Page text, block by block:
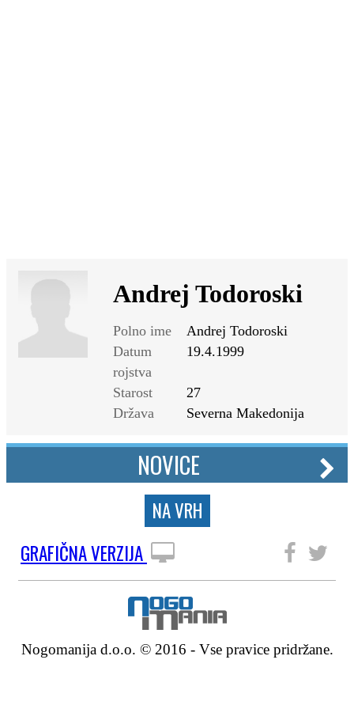
Andrej Todoroski
Polno ime
Andrej Todoroski
Datum
rojstva
19.4.1999
Starost
27
Država
Severna Makedonija
NOVICE
NA VRH
GRAFIČNA VERZIJA
Nogomanija d.o.o. © 2016 - Vse pravice pridržane.